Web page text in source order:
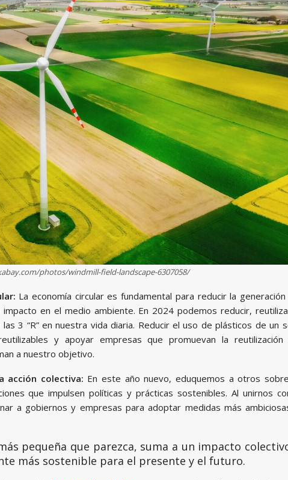
photos/windmill-field-landscape-6307058/
La economía circular es fundamental para reducir la
en el medio ambiente. En 2024 podemos reducir,
3 “R” en nuestra vida diaria. Reducir el uso de plásticos de un
y apoyar empresas que promuevan la reutilización
a nuestro objetivo.
acción colectiva: En este año nuevo, eduquemos a otros
que impulsen políticas y prácticas sostenibles. Al unirnos
a gobiernos y empresas para adoptar medidas más
pequeña que parezca, suma a un impacto
más sostenible para el presente y el futuro.